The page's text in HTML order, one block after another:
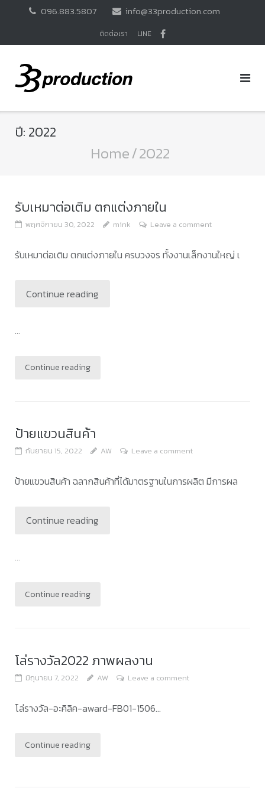
096.883.5807 info@33production.com
ติดต่อเรา LINE
ปี: 2022
Home/2022
รับเหมาต่อเติม ตกแต่งภายใน
พฤศจิกายน 30, 2022 mink Leave a comment
รับเหมาต่อเติม ตกแต่งภายใน ครบวงจร ทั้งงานเล็กงานใหญ่ เ
Continue reading
...
Continue reading
ป้ายแขวนสินค้า
กันยายน 15, 2022 AW Leave a comment
ป้ายแขวนสินค้า ฉลากสินค้าที่ได้มาตรฐานในการผลิต มีการผล
Continue reading
...
Continue reading
โล่รางวัล2022 ภาพผลงาน
มิถุนายน 7, 2022 AW Leave a comment
โล่รางวัล-อะคิลิค-award-FB01-1506...
Continue reading